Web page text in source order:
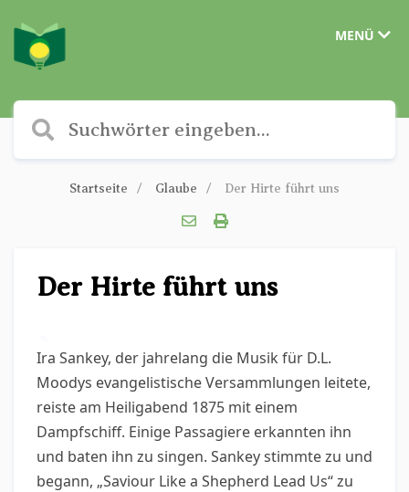
MENÜ
Startseite Glaube Der Hirte führt uns
Der Hirte führt uns
Ira Sankey, der jahrelang die Musik für D.L.
Moodys evangelistische Versammlungen leitete,
reiste am Heiligabend 1875 mit einem
Dampfschiff. Einige Passagiere erkannten ihn
und baten ihn zu singen. Sankey stimmte zu und
begann, „Saviour Like a Shepherd Lead Us“ zu